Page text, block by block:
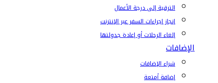
الترقية إلى درجة الأعمال
إنجاز إجراءات السفر عبر الإنترنت
إلغاء الرحلات أو إعادة جدولتها
الإضافات
شراء الإضافات
إضافة أمتعة